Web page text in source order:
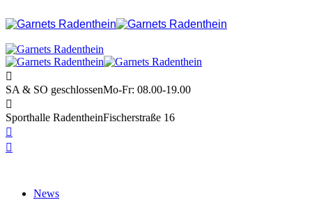
SA & SO geschlossenMo-Fr: 08.00-19.00
Sporthalle RadentheinFischerstraße 16
News